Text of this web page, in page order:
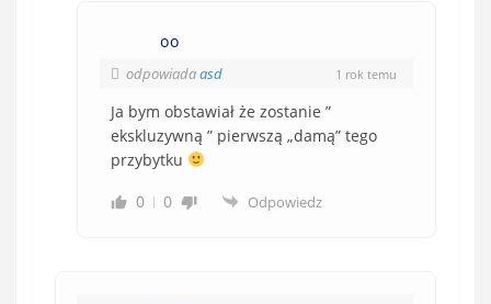
oo
odpowiadaasd 1 rok temu
Ja bym obstawiał że zostanie ”
ekskluzywną ” pierwszą „damą” tego
przybytku
0
0 Odpowiedz